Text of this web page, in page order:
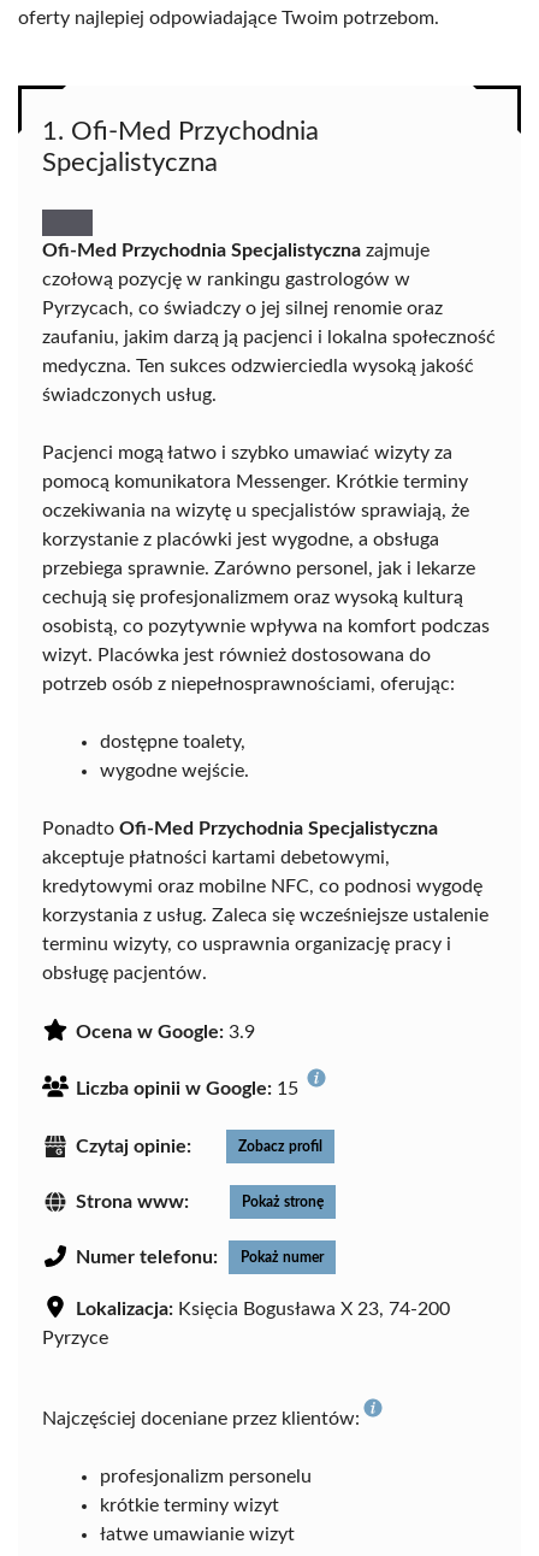
oferty najlepiej odpowiadające Twoim potrzebom.
1. Ofi-Med Przychodnia
Specjalistyczna
Ofi-Med Przychodnia Specjalistyczna zajmuje
czołową pozycję w rankingu gastrologów w
Pyrzycach, co świadczy o jej silnej renomie oraz
zaufaniu, jakim darzą ją pacjenci i lokalna społeczność
medyczna. Ten sukces odzwierciedla wysoką jakość
świadczonych usług.
Pacjenci mogą łatwo i szybko umawiać wizyty za
pomocą komunikatora Messenger. Krótkie terminy
oczekiwania na wizytę u specjalistów sprawiają, że
korzystanie z placówki jest wygodne, a obsługa
przebiega sprawnie. Zarówno personel, jak i lekarze
cechują się profesjonalizmem oraz wysoką kulturą
osobistą, co pozytywnie wpływa na komfort podczas
wizyt. Placówka jest również dostosowana do
potrzeb osób z niepełnosprawnościami, oferując:
dostępne toalety,
wygodne wejście.
Ponadto Ofi-Med Przychodnia Specjalistyczna
akceptuje płatności kartami debetowymi,
kredytowymi oraz mobilne NFC, co podnosi wygodę
korzystania z usług. Zaleca się wcześniejsze ustalenie
terminu wizyty, co usprawnia organizację pracy i
obsługę pacjentów.
Ocena w Google: 3.9
Liczba opinii w Google: 15
Czytaj opinie: Zobacz profil
Strona www: Pokaż stronę
Numer telefonu: Pokaż numer
Lokalizacja: Księcia Bogusława X 23, 74-200
Pyrzyce
Najczęściej doceniane przez klientów:
profesjonalizm personelu
krótkie terminy wizyt
łatwe umawianie wizyt